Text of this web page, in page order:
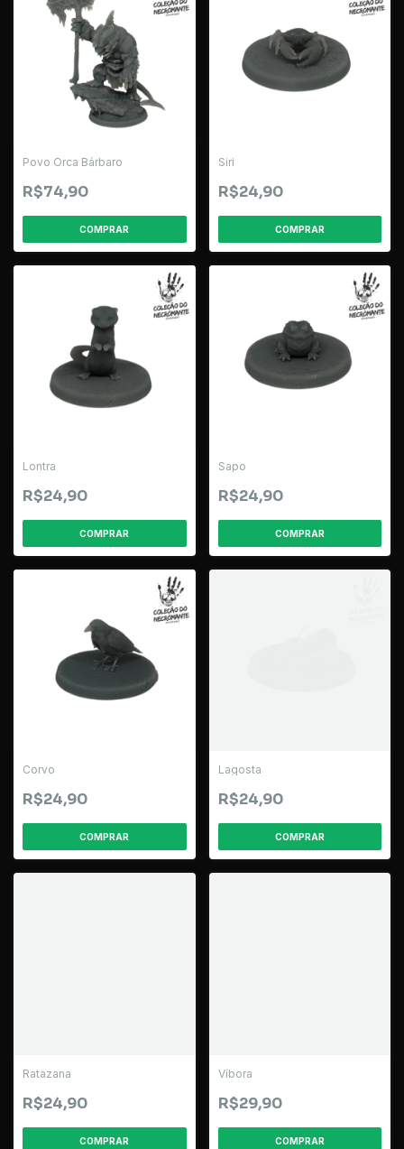
Povo Orca Bárbaro
R$74,90
Siri
R$24,90
Lontra
R$24,90
Sapo
R$24,90
Corvo
R$24,90
Lagosta
R$24,90
Ratazana
R$24,90
Víbora
R$29,90